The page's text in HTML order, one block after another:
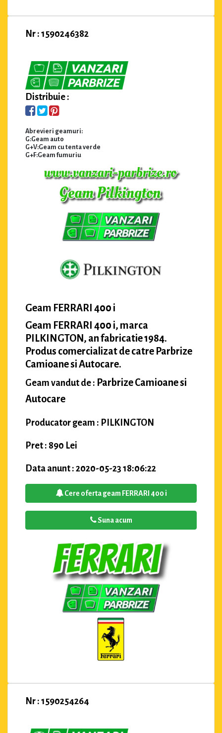
Nr : 1590246382
Distribuie :
Abrevieri geamuri:
G:Geam auto
G+V:Geam cu tenta verde
G+F:Geam fumuriu
Geam FERRARI 400 i
Geam FERRARI 400 i, marca
PILKINGTON, an fabricatie 1984.
Produs comercializat de catre Parbrize
Camioane si Autocare.
Geam vandut de : Parbrize Camioane si
Autocare
Producator geam : PILKINGTON
Pret : 890 Lei
Data anunt : 2020-05-23 18:06:22
Cere oferta geam FERRARI 400 i
Suna acum
Nr : 1590254264